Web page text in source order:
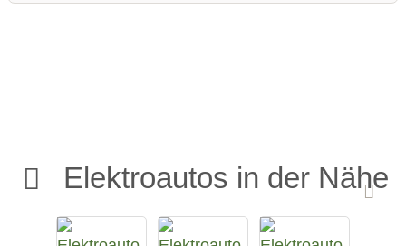
Elektroautos in der Nähe